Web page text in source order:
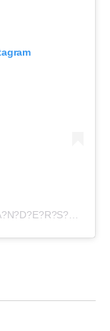
Una publicación compartida de E?V?A? A?N?D?E?R?S?O?N? (@evangelinaanderson)